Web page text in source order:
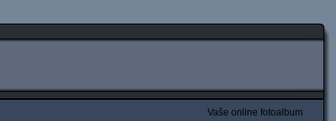
Vaše online fotoalbum